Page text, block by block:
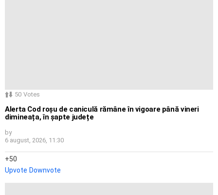
50 Votes
Alerta Cod roșu de caniculă rămâne în vigoare până vineri
dimineața, în șapte județe
by
6 august, 2026, 11:30
50
Upvote Downvote